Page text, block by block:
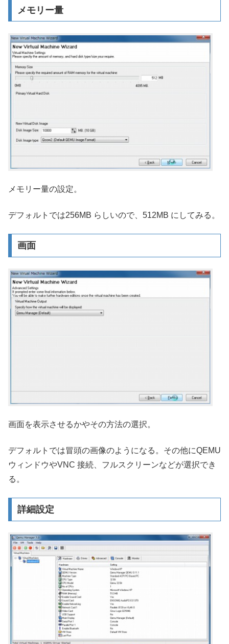
メモリー量
メモリー量の設定。
デフォルトでは256MB らしいので、512MB にしてみる。
画面
画面を表示させるかやその方法の選択。
デフォルトでは冒頭の画像のようになる。その他にQEMU
ウィンドウやVNC 接続、フルスクリーンなどが選択でき
る。
詳細設定